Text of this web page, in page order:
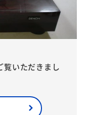
覧いただきまし